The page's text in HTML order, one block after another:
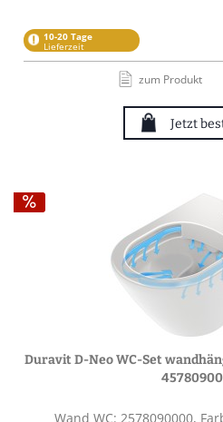
10-20 Tage
Lieferzeit
zum Produkt
Jetzt
Duravit D-Neo WC-Set
Wand WC: 2578090000,